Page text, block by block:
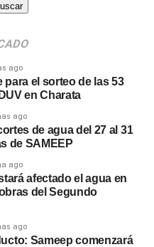
ago
el sorteo de las 53
en Charata
ago
de agua del 27 al 31
de SAMEEP
ago
afectado el agua en
del Segundo
ago
Sameep comenzará